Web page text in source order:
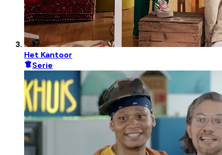
Het Kantoor
Serie